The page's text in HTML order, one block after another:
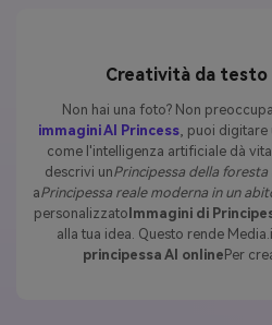
Creatività da testo
Non hai una foto? Non
immagini AI Princess, puoi digitare
come l'intelligenza artificiale dà
descrivi unPrincipessa della
aPrincipessa reale moderna in un
personalizzatoImmagini di
alla tua idea. Questo rende
principessa AI onlinePer